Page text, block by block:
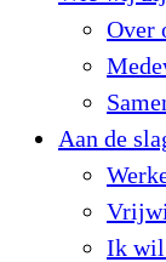
Over
Aan de
Ik wil